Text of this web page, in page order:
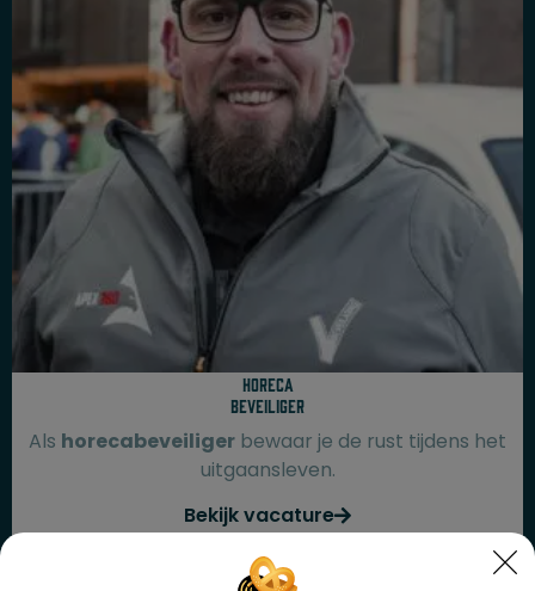
Horeca
beveiliger
Als horecabeveiliger bewaar je de rust tijdens het
uitgaansleven.
Bekijk vacature